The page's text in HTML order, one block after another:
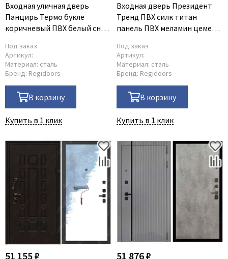
Входная уличная дверь
Панцирь Термо букле
коричневый ПВХ белый снег
Под заказ
Артикул:
Материал: сталь
Бренд: Regidoors
В корзину
Купить в 1 клик
Входная дверь Президент
Тренд ПВХ силк титан
панель ПВХ меламин цемент
Под заказ
Артикул:
Материал: сталь
Бренд: Regidoors
В корзину
Купить в 1 клик
51 155 ₽ 51 876 ₽